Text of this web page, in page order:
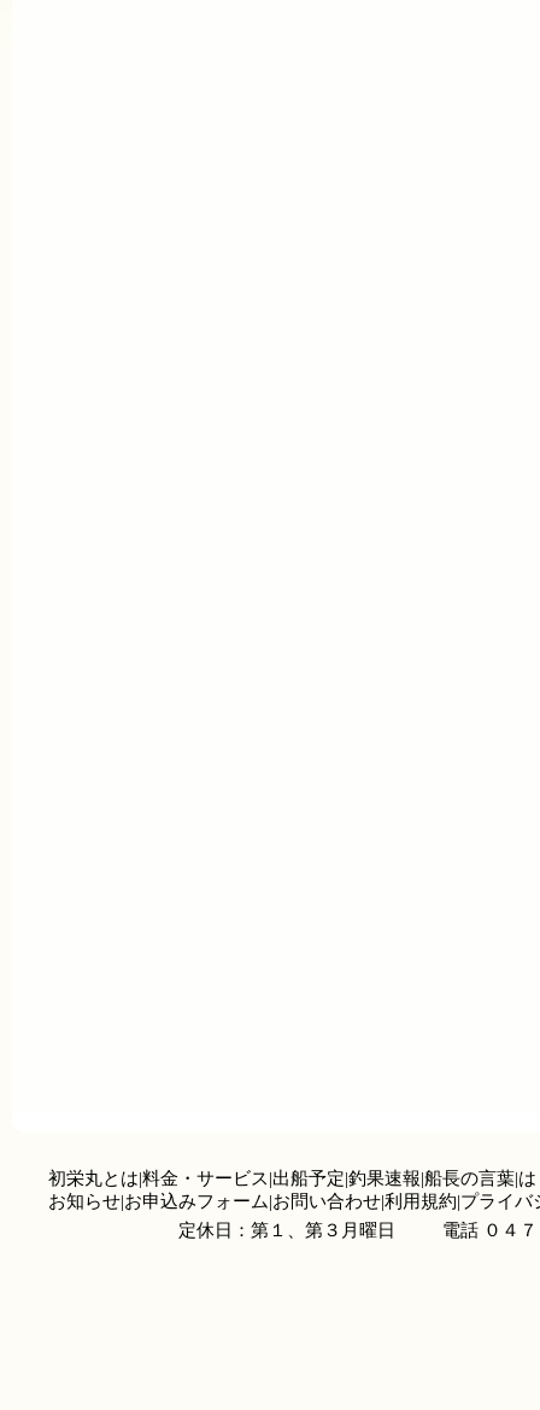
初栄丸とは|料金・サービス|出船予定|釣果速報|船長の言葉|
お知らせ|お申込みフォーム|お問い合わせ|利用規約|プライバ
定休日：第１、第３月曜日
電話 ０４